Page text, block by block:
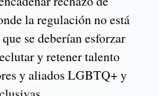
la regulación no está
se deberían esforzar
y retener talento
y aliados LGBTQ+ y